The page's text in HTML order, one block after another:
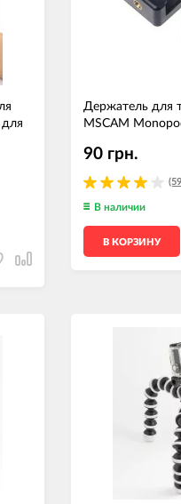
Держатель для
MSCAM
90 грн.
В наличии
В КОРЗИНУ